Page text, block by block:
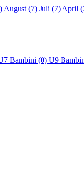
August (7) Juli (7) April
Bambini (0) U9